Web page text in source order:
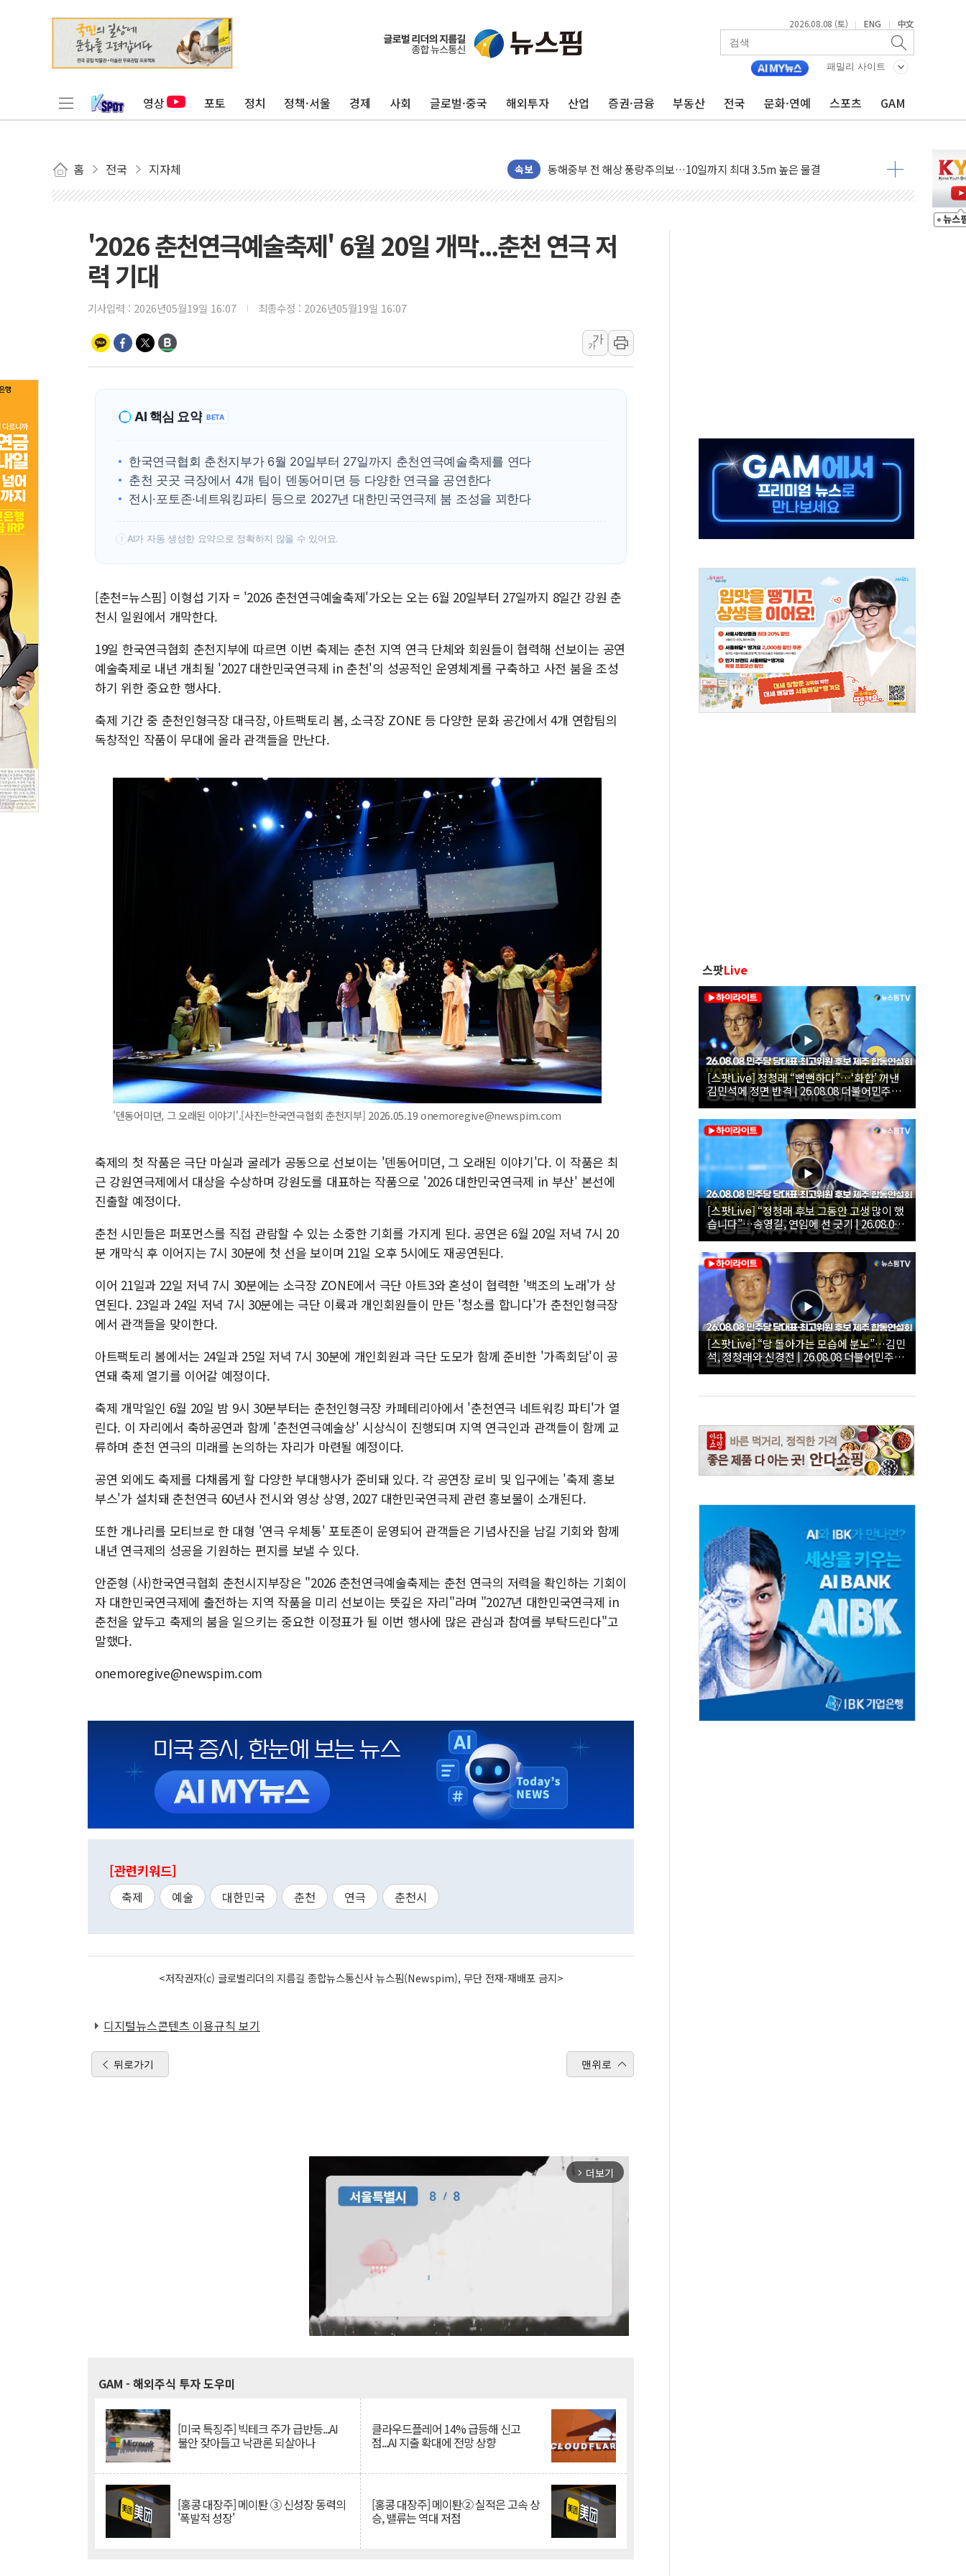
2026.08.08 (토) | ENG | 中文
패밀리 사이트
영상 포토 정치 정책·서울 경제 사회 글로벌·중국 해외투자 산업 증권·금융 부동산 전국 문화·연예 스포츠 GAM
홈 전국 지자체 속보
추미애, '위안부' 피해자 기림의 날 참석..."국제적 시민 연대로 목소리 내야"
인천 선재도 갯벌서 해루질 중 실종 60대 나흘만에 숨진 채 발견
'화합' 꺼낸 김민석에 '뻔뻔' 받아친 정청래…제주 연설서 신경전 고조
연일 폭염에 온열질환 사망 23명…정부, 비상대응기구 가동
中 전방위 아파트 부양, 수도 베이징도 부동산 규제 철폐
동해시, 11~14일 '별똥별 멍' 운영…페르세우스 유성우 관측
강원 중·남부 동해안 시간당 50mm 이상 폭우…호우경보 발효
李대통령, 'ISA·주가누르기 방지법' 전면 재검토 지시
'호우 특보' 경북 울진 시간당 20~30mm 강한 비...가뭄 해소될 듯
주말 무더위·열대야 지속…내륙 곳곳 소나기
오세훈 "용산공원 주택 검토, 민주당 스스로 원칙 뒤집는 것"
10월 보완수사권 폐지·공소청 출범…피해자들 '범죄 사각지대' 우려
한상협, 업계 개인정보 보안 새판 짠다…'자율규제단체' 타진
'2026 춘천연극예술축제' 6월 20일 개막...춘천 연극 저
력 기대
기사입력 : 2026년05월19일 16:07 최종수정 : 2026년05월19일 16:07
가
가
AI 핵심 요약 BETA
한국연극협회 춘천지부가 6월 20일부터 27일까지 춘천연극예술축제를 연다
춘천 곳곳 극장에서 4개 팀이 덴동어미뎐 등 다양한 연극을 공연한다
전시·포토존·네트워킹파티 등으로 2027년 대한민국연극제 붐 조성을 꾀한다
! AI가 자동 생성한 요약으로 정확하지 않을 수 있어요.
[춘천=뉴스핌] 이형섭 기자 = '2026 춘천연극예술축제'가오는 오는 6월 20일부터 27일까지 8일간 강원 춘
천시 일원에서 개막한다.
19일 한국연극협회 춘천지부에 따르면 이번 축제는 춘천 지역 연극 단체와 회원들이 협력해 선보이는 공연
예술축제로 내년 개최될 '2027 대한민국연극제 in 춘천'의 성공적인 운영체계를 구축하고 사전 붐을 조성
하기 위한 중요한 행사다.
축제 기간 중 춘천인형극장 대극장, 아트팩토리 봄, 소극장 ZONE 등 다양한 문화 공간에서 4개 연합팀의
독창적인 작품이 무대에 올라 관객들을 만난다.
'덴동어미뎐, 그 오래된 이야기'.[사진=한국연극협회 춘천지부] 2026.05.19 onemoregive@newspim.com
축제의 첫 작품은 극단 마실과 굴레가 공동으로 선보이는 '덴동어미뎐, 그 오래된 이야기'다. 이 작품은 최
근 강원연극제에서 대상을 수상하며 강원도를 대표하는 작품으로 '2026 대한민국연극제 in 부산' 본선에
진출할 예정이다.
춘천 시민들은 퍼포먼스를 직접 관람할 수 있는 소중한 기회를 가지게 된다. 공연은 6월 20일 저녁 7시 20
분 개막식 후 이어지는 7시 30분에 첫 선을 보이며 21일 오후 5시에도 재공연된다.
이어 21일과 22일 저녁 7시 30분에는 소극장 ZONE에서 극단 아트3와 혼성이 협력한 '백조의 노래'가 상
연된다. 23일과 24일 저녁 7시 30분에는 극단 이륙과 개인회원들이 만든 '청소를 합니다'가 춘천인형극장
에서 관객들을 맞이한다.
아트팩토리 봄에서는 24일과 25일 저녁 7시 30분에 개인회원과 극단 도모가 함께 준비한 '가족회담'이 공
연돼 축제 열기를 이어갈 예정이다.
축제 개막일인 6월 20일 밤 9시 30분부터는 춘천인형극장 카페테리아에서 '춘천연극 네트워킹 파티'가 열
린다. 이 자리에서 축하공연과 함께 '춘천연극예술상' 시상식이 진행되며 지역 연극인과 관객들이 함께 교
류하며 춘천 연극의 미래를 논의하는 자리가 마련될 예정이다.
공연 외에도 축제를 다채롭게 할 다양한 부대행사가 준비돼 있다. 각 공연장 로비 및 입구에는 '축제 홍보
부스'가 설치돼 춘천연극 60년사 전시와 영상 상영, 2027 대한민국연극제 관련 홍보물이 소개된다.
또한 개나리를 모티브로 한 대형 '연극 우체통' 포토존이 운영되어 관객들은 기념사진을 남길 기회와 함께
내년 연극제의 성공을 기원하는 편지를 보낼 수 있다.
안준형 (사)한국연극협회 춘천시지부장은 "2026 춘천연극예술축제는 춘천 연극의 저력을 확인하는 기회이
자 대한민국연극제에 출전하는 지역 작품을 미리 선보이는 뜻깊은 자리"라며 "2027년 대한민국연극제 in
춘천을 앞두고 축제의 붐을 일으키는 중요한 이정표가 될 이번 행사에 많은 관심과 참여를 부탁드린다"고
말했다.
onemoregive@newspim.com
[관련키워드]
축제 예술 대한민국 춘천 연극 춘천시
<저작권자(c) 글로벌리더의 지름길 종합뉴스통신사 뉴스핌(Newspim), 무단 전재-재배포 금지>
디지털뉴스콘텐츠 이용규칙 보기
뒤로가기 맨위로
arrow_forward_ios 더보기
GAM - 해외주식 투자 도우미
[미국 특징주] 빅테크 주가 급반등...AI
불안 잦아들고 낙관론 되살아나
클라우드플레어 14% 급등해 신고
점...AI 지출 확대에 전망 상향
[홍콩 대장주] 메이퇀 ③ 신성장 동력의
'폭발적 성장'
[홍콩 대장주] 메이퇀② 실적은 고속 상
승, 밸류는 역대 저점
스팟Live
[스팟Live] 정청래 “뻔뻔하다”…‘화합’ 꺼낸
김민석에 정면 반격 | 26.08.08 더불어민주당
당대표·최고위원 후보 제주 합동연설회
[스팟Live] “정청래 후보 그동안 고생 많이 했
습니다”…송영길, 연임에 선 긋기 | 26.08.08
더불어민주당 당대표·최고위원 후보 제주 합
동연설회
[스팟Live] “당 돌아가는 모습에 분노”…김민
석, 정청래와 신경전 | 26.08.08 더불어민주당
당대표·최고위원 후보 제주 합동연설회